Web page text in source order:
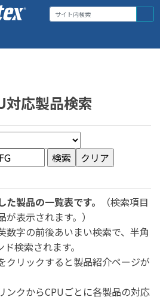
対応製品検索
製品の一覧表です。
（検索項目
表示されます。）
数字の前後あいまい検索で、半角
検索されます。
クリックすると製品紹介ページが
ンクからCPUごとに各製品の対応